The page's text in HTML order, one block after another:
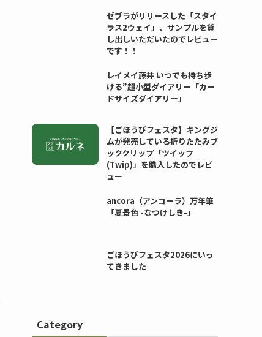
ゼブラがリリースした「スタイ
ラス2ウェイ」、サンプルを貸
し出しいただいたのでレビュー
です！！
レイメイ藤井 いつでも持ち歩
ける”超小型ダイアリー「カー
ドサイズダイアリー」
【ごほうびフェスタ】キングジ
ムが発売している折りたたみブ
ッククリップ「ツイップ
(Twip)」を購入したのでレビ
ュー
ancora（アンコーラ）万年筆
「夏景色 -なつけしき-」
ごほうびフェスタ2026にいっ
てきました
Category